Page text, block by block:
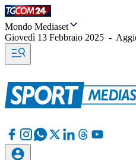
Mondo Mediaset
Giovedì 13 Febbraio 2025 -